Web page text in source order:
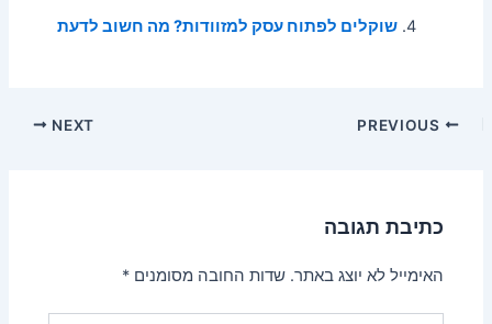
שוקלים לפתוח עסק למזוודות? מה חשוב לדעת
Post
NEXT
כתיבת תגובה
האימייל לא יוצג באתר. שדות החובה מסומנים*